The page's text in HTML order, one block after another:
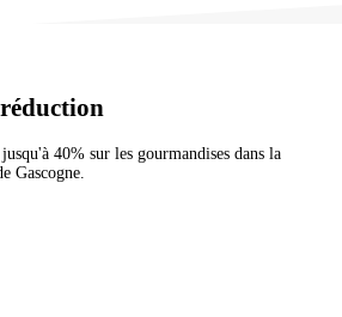
40% sur les gourmandises dans la
Gascogne.